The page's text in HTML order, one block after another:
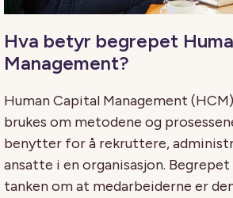
Hva betyr begrepet
Management?
Human Capital Management
brukes om metodene og
benytter for å rekruttere,
ansatte i en organisasjon.
tanken om at medarbeiderne er